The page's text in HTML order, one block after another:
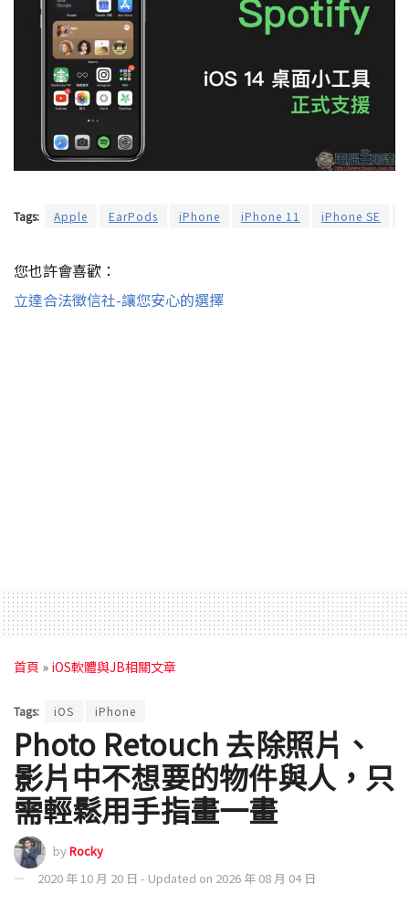
Tags: Apple EarPods iPhone iPhone 11 iPhone SE
您也許會喜歡：
立達合法徵信社-讓您安心的選擇
首頁 » iOS軟體與JB相關文章
Tags: iOS iPhone
Photo Retouch 去除照片、
影片中不想要的物件與人，只
需輕鬆用手指畫一畫
byRocky
2020 年 10 月 20 日 - Updated on 2026 年 08 月 04 日